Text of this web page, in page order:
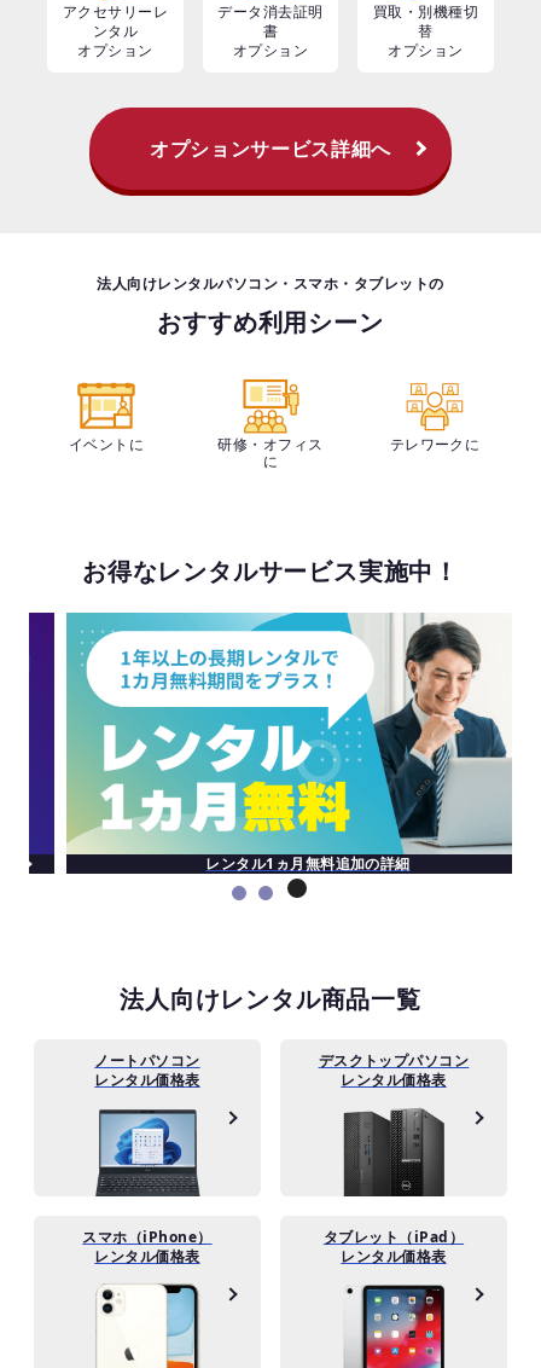
アクセサリーレ
ンタル
オプション
データ消去証明
書
オプション
買取・別機種切
替
オプション
オプションサービス詳細へ
法人向けレンタルパソコン・スマホ・タブレットの
おすすめ利用シーン
イベントに
研修・オフィス
に
テレワークに
お得なレンタルサービス実施中！
レンタル1ヵ月無料追加の詳細
法人向けレンタル商品一覧
ノートパソコン
レンタル価格表
デスクトップパソコン
レンタル価格表
スマホ（iPhone）
レンタル価格表
タブレット（iPad）
レンタル価格表